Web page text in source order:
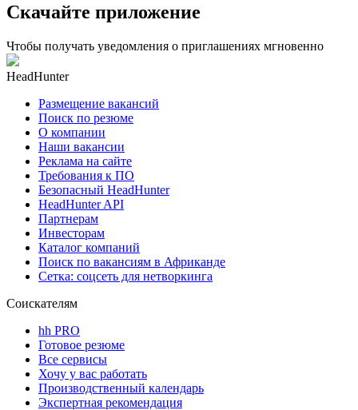
Скачайте приложение
Чтобы получать уведомления о приглашениях мгновенно
HeadHunter
Размещение вакансий
Поиск по резюме
О компании
Наши вакансии
Реклама на сайте
Требования к ПО
Безопасный HeadHunter
HeadHunter API
Партнерам
Инвесторам
Каталог компаний
Поиск по вакансиям в Африканде
Сетка: соцсеть для нетворкинга
Соискателям
hh PRO
Готовое резюме
Все сервисы
Хочу у вас работать
Производственный календарь
Экспертная рекомендация